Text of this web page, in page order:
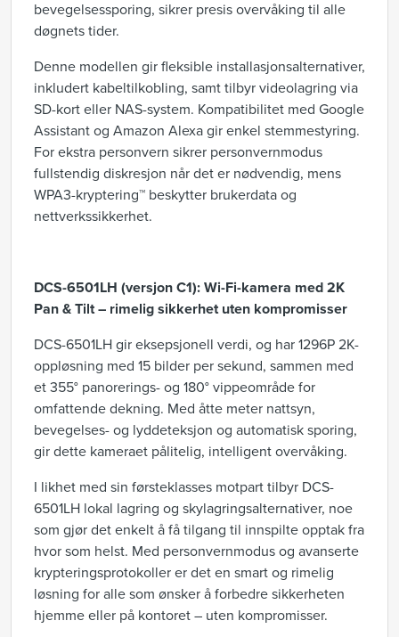
bevegelsessporing, sikrer presis overvåking til alle
døgnets tider.
Denne modellen gir fleksible installasjonsalternativer,
inkludert kabeltilkobling, samt tilbyr videolagring via
SD-kort eller NAS-system. Kompatibilitet med Google
Assistant og Amazon Alexa gir enkel stemmestyring.
For ekstra personvern sikrer personvernmodus
fullstendig diskresjon når det er nødvendig, mens
WPA3-kryptering™ beskytter brukerdata og
nettverkssikkerhet.
DCS-6501LH (versjon C1): Wi-Fi-kamera med 2K
Pan & Tilt – rimelig sikkerhet uten kompromisser
DCS-6501LH gir eksepsjonell verdi, og har 1296P 2K-
oppløsning med 15 bilder per sekund, sammen med
et 355° panorerings- og 180° vippeområde for
omfattende dekning. Med åtte meter nattsyn,
bevegelses- og lyddeteksjon og automatisk sporing,
gir dette kameraet pålitelig, intelligent overvåking.
I likhet med sin førsteklasses motpart tilbyr DCS-
6501LH lokal lagring og skylagringsalternativer, noe
som gjør det enkelt å få tilgang til innspilte opptak fra
hvor som helst. Med personvernmodus og avanserte
krypteringsprotokoller er det en smart og rimelig
løsning for alle som ønsker å forbedre sikkerheten
hjemme eller på kontoret – uten kompromisser.